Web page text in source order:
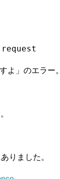
よ」のエラー。
りました。